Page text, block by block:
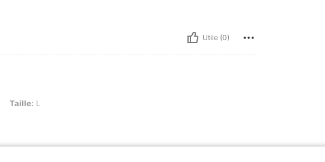
Utile (0)
Taille: L